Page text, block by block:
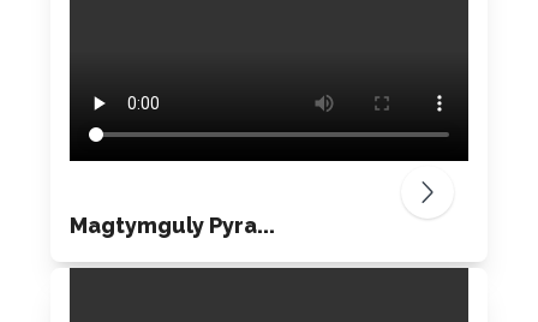
Magtymguly Pyra...